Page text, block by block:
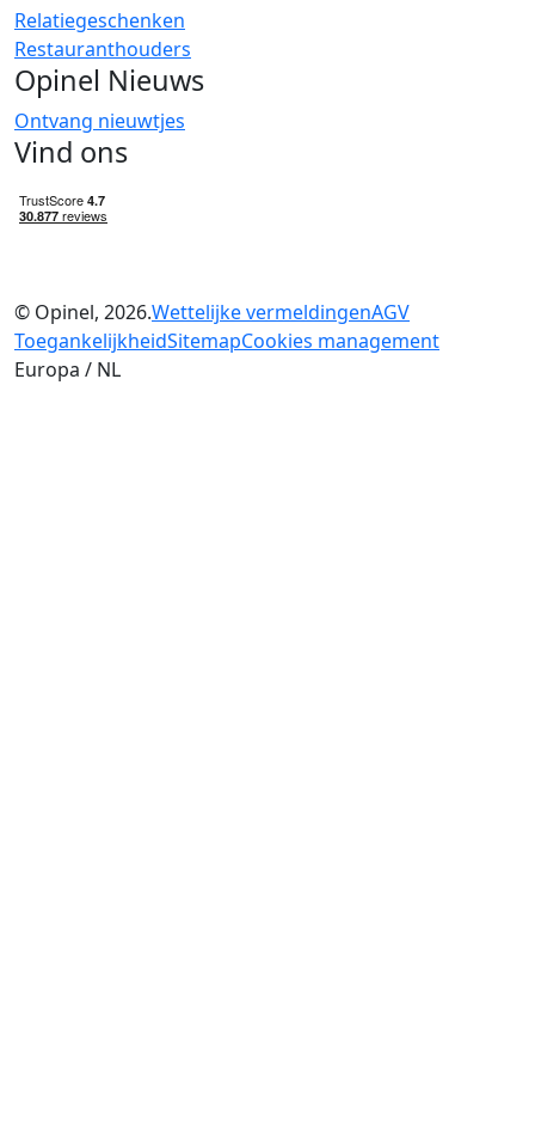
Relatiegeschenken
Restauranthouders
Opinel Nieuws
Ontvang nieuwtjes
Vind ons
© Opinel, 2026.Wettelijke vermeldingenAGV
ToegankelijkheidSitemapCookies management
Europa / NL